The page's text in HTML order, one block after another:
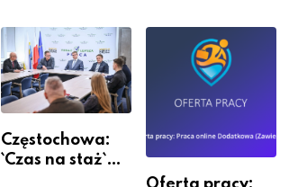
Częstochowa:
`Czas na staż`